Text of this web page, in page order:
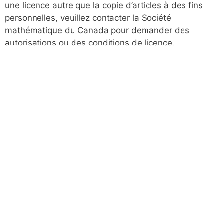
une licence autre que la copie d’articles à des fins
personnelles, veuillez contacter la Société
mathématique du Canada pour demander des
autorisations ou des conditions de licence.